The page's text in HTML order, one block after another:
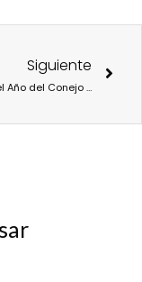
Siguiente
Comienza el Año del Conejo y Madrid celebra el Año Nuevo Chino con citas culturales con Usera como epicentro de esta comunidad